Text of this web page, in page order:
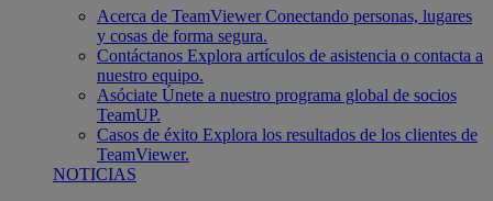
Acerca de TeamViewer Conectando personas, lugares
y cosas de forma segura.
Contáctanos Explora artículos de asistencia o contacta a
nuestro equipo.
Asóciate Únete a nuestro programa global de socios
TeamUP.
Casos de éxito Explora los resultados de los clientes de
TeamViewer.
NOTICIAS